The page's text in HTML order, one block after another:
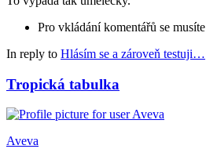
Pro vkládání komentářů se musíte
In reply to Hlásím se a zároveň testuji…
Tropická tabulka
Aveva